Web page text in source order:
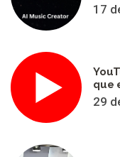
17
que
29